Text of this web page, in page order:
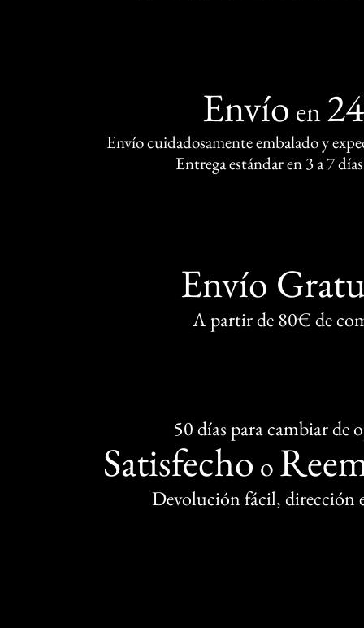
Envío en
Envío cuidadosamente embalado y
Entrega estándar en 3 a 7
Envío
A partir de 80€ de
50 días para cambiar de
Satisfecho o
Devolución fácil, dirección